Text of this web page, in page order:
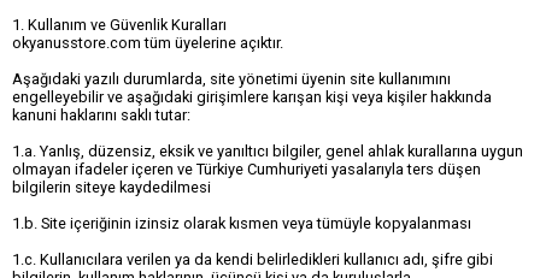
1. Kullanım ve Güvenlik Kuralları
okyanusstore.com tüm üyelerine açıktır.
Aşağıdaki yazılı durumlarda, site yönetimi üyenin site kullanımını
engelleyebilir ve aşağıdaki girişimlere karışan kişi veya kişiler hakkında
kanuni haklarını saklı tutar:
1.a. Yanlış, düzensiz, eksik ve yanıltıcı bilgiler, genel ahlak kurallarına uygun
olmayan ifadeler içeren ve Türkiye Cumhuriyeti yasalarıyla ters düşen
bilgilerin siteye kaydedilmesi
1.b. Site içeriğinin izinsiz olarak kısmen veya tümüyle kopyalanması
1.c. Kullanıcılara verilen ya da kendi belirledikleri kullanıcı adı, şifre gibi